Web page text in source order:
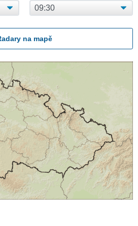
na mapě